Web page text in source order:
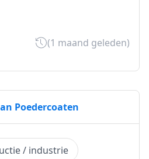
(1 maand geleden)
Poedercoaten
/ industrie